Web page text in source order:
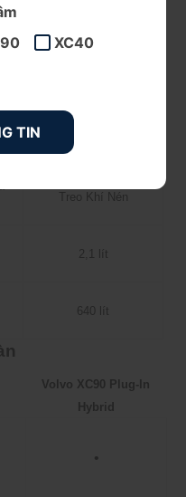
Treo Khí Nén
2,1 lít
640 lít
Volvo XC90 Plug-In
Hybrid
•
XC40